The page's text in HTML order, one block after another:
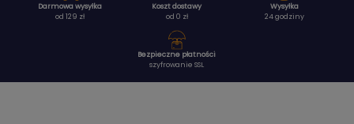
Darmowa wysyłka
od 129 zł
Koszt dostawy
od 0 zł
Wysyłka
24 godziny
Bezpieczne płatności
szyfrowanie SSL